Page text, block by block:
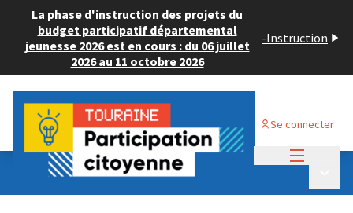
La phase d'instruction des projets du
budget participatif départemental
jeunesse 2026 est en cours : du 06 juillet
2026 au 11 octobre 2026
-Instruction
Se connecter
Budget Participatif JEUNESSE 2024
💡 Consulter les projets déposés